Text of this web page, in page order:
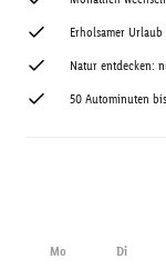
Erholsamer
Natur entdecken:
50 Autominuten
Mo Di